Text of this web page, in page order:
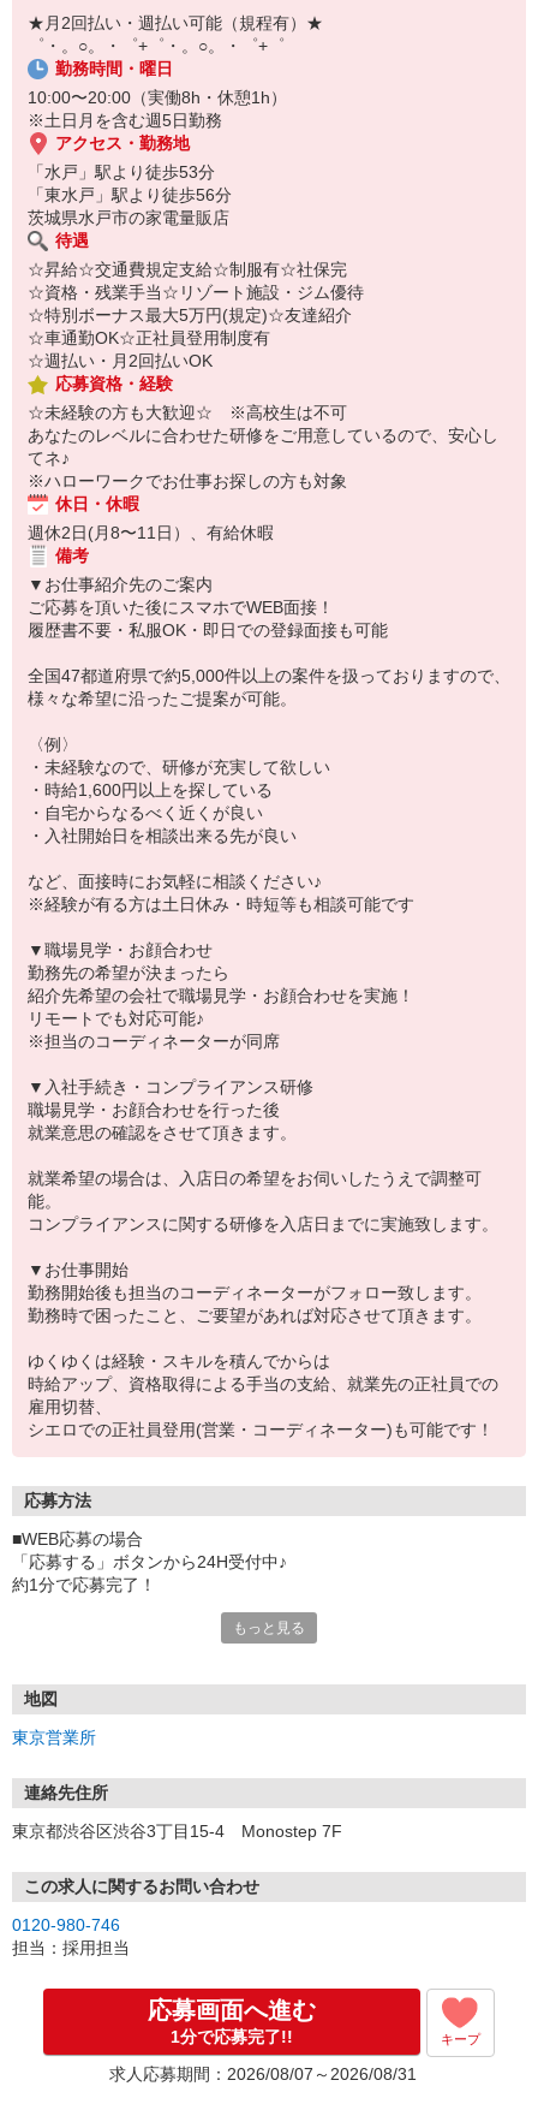
即日登録もOK♪
気になった方はお気軽にご相談ください！
★月2回払い・週払い可能（規程有）★
゜・。○。・゜+゜・。○。・゜+゜
勤務時間・曜日
10:00〜20:00（実働8h・休憩1h）
※土日月を含む週5日勤務
アクセス・勤務地
「水戸」駅より徒歩53分
「東水戸」駅より徒歩56分
茨城県水戸市の家電量販店
待遇
☆昇給☆交通費規定支給☆制服有☆社保完
☆資格・残業手当☆リゾート施設・ジム優待
☆特別ボーナス最大5万円(規定)☆友達紹介
☆車通勤OK☆正社員登用制度有
☆週払い・月2回払いOK
応募資格・経験
☆未経験の方も大歓迎☆ ※高校生は不可
あなたのレベルに合わせた研修をご用意しているので、安心し
てネ♪
※ハローワークでお仕事お探しの方も対象
休日・休暇
週休2日(月8〜11日）、有給休暇
備考
▼お仕事紹介先のご案内
ご応募を頂いた後にスマホでWEB面接！
履歴書不要・私服OK・即日での登録面接も可能
全国47都道府県で約5,000件以上の案件を扱っておりますので、
様々な希望に沿ったご提案が可能。
〈例〉
・未経験なので、研修が充実して欲しい
・時給1,600円以上を探している
・自宅からなるべく近くが良い
・入社開始日を相談出来る先が良い
など、面接時にお気軽に相談ください♪
※経験が有る方は土日休み・時短等も相談可能です
▼職場見学・お顔合わせ
勤務先の希望が決まったら
紹介先希望の会社で職場見学・お顔合わせを実施！
リモートでも対応可能♪
※担当のコーディネーターが同席
▼入社手続き・コンプライアンス研修
職場見学・お顔合わせを行った後
就業意思の確認をさせて頂きます。
就業希望の場合は、入店日の希望をお伺いしたうえで調整可
能。
コンプライアンスに関する研修を入店日までに実施致します。
▼お仕事開始
勤務開始後も担当のコーディネーターがフォロー致します。
勤務時で困ったこと、ご要望があれば対応させて頂きます。
ゆくゆくは経験・スキルを積んでからは
時給アップ、資格取得による手当の支給、就業先の正社員での
雇用切替、
シエロでの正社員登用(営業・コーディネーター)も可能です！
応募方法
■WEB応募の場合
「応募する」ボタンから24H受付中♪
約1分で応募完了！
①応募から3営業日を目安に、メールorお電話でご連絡します。
★スマホでWEB面接（LINEなど）・出張面接・事務所面接と選べま
す
③面接実施（履歴書不要）
※ご希望があれば、職場見学の調整もOKです！
お気軽にご応募ください♪
もっと見る
地図
東京営業所
連絡先住所
東京都渋谷区渋谷3丁目15-4 Monostep 7F
この求人に関するお問い合わせ
0120-980-746
担当：採用担当
応募画面へ進む
1分で応募完了!! キープ
求人応募期間：2026/08/07～2026/08/31